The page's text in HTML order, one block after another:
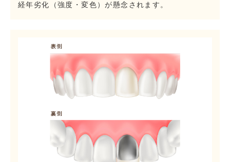
経年劣化（強度・変色）が懸念されます。